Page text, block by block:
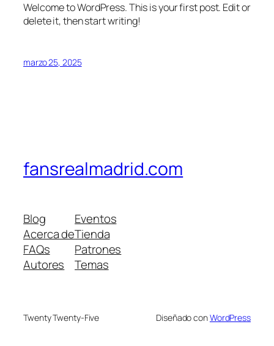
Welcome to WordPress. This is your first post. Edit or
delete it, then start writing!
marzo 25, 2025
fansrealmadrid.com
Blog
Acerca de
FAQs
Autores
Eventos
Tienda
Patrones
Temas
Twenty Twenty-Five Diseñado conWordPress